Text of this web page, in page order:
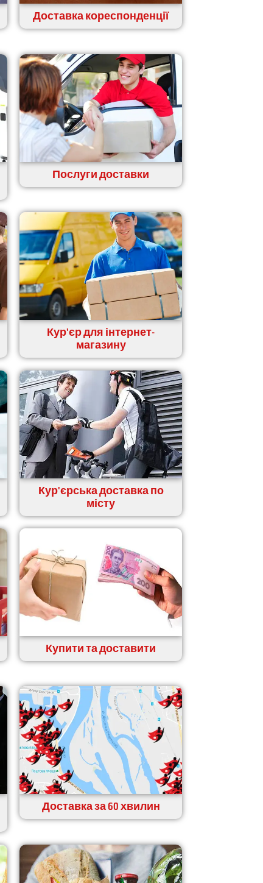
Доставка кореспонденції
Послуги доставки
Кур'єр для інтернет-
магазину
Кур'єрська доставка по
місту
Купити та доставити
Доставка за 60 хвилин